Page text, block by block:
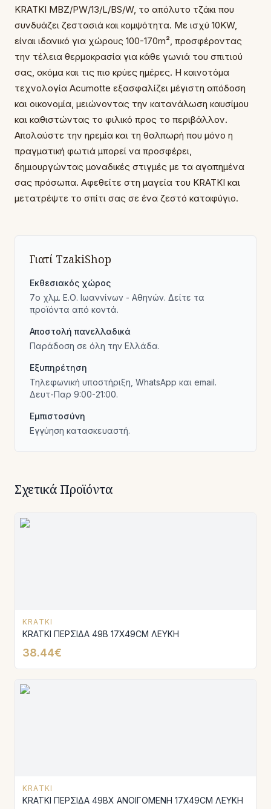
KRATKI MBZ/PW/13/L/BS/W, το απόλυτο τζάκι που
συνδυάζει ζεστασιά και κομψότητα. Με ισχύ 10KW,
είναι ιδανικό για χώρους 100-170m², προσφέροντας
την τέλεια θερμοκρασία για κάθε γωνιά του σπιτιού
σας, ακόμα και τις πιο κρύες ημέρες. Η καινοτόμα
τεχνολογία Acumotte εξασφαλίζει μέγιστη απόδοση
και οικονομία, μειώνοντας την κατανάλωση καυσίμου
και καθιστώντας το φιλικό προς το περιβάλλον.
Απολαύστε την ηρεμία και τη θαλπωρή που μόνο η
πραγματική φωτιά μπορεί να προσφέρει,
δημιουργώντας μοναδικές στιγμές με τα αγαπημένα
σας πρόσωπα. Αφεθείτε στη μαγεία του KRATKI και
μετατρέψτε το σπίτι σας σε ένα ζεστό καταφύγιο.
Γιατί TzakiShop
Εκθεσιακός χώρος
7ο χλμ. Ε.Ο. Ιωαννίνων - Αθηνών. Δείτε τα
προϊόντα από κοντά.
Αποστολή πανελλαδικά
Παράδοση σε όλη την Ελλάδα.
Εξυπηρέτηση
Τηλεφωνική υποστήριξη, WhatsApp και email.
Δευτ-Παρ 9:00-21:00.
Εμπιστοσύνη
Εγγύηση κατασκευαστή.
Σχετικά Προϊόντα
KRATKI
KRATKI ΠΕΡΣΙΔΑ 49B 17X49CM ΛΕΥΚΗ
38.44€
KRATKI
KRATKI ΠΕΡΣΙΔΑ 49BX ΑΝΟΙΓΟΜΕΝΗ 17X49CM ΛΕΥΚΗ